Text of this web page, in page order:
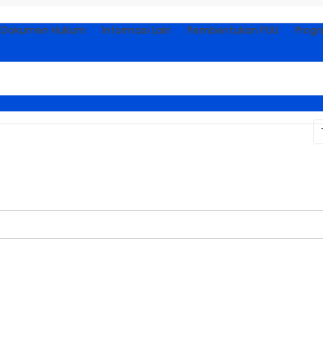
Dokumen Hukum Informasi Lain Pembentukan PUU